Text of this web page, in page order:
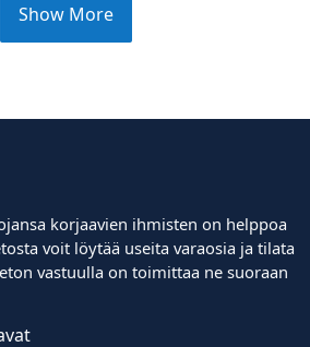
Show More
korjaavien ihmisten on helppoa
voit löytää useita varaosia ja tilata
vastuulla on toimittaa ne suoraan